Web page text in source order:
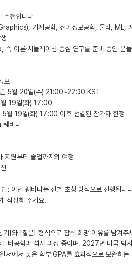
추천합니다
기계공학, 전기정보공학, 물리, ML,
즉 이론·시뮬레이션 중심 연구를 준비 중인 분
보
5월 20일(수) 21:00~22:30 KST
19일(화) 17:00
5월 19일(화) 17:00 이후 선별된 참가자 한정
웨비나
지원부터 졸업까지의 여정
법: 이번 웨비나는 선별 초청 방식으로 진행됩
작성해 주세요.
기]와 [질문] 형식으로 참석 희망 이유를 남겨
터공학과 석사 과정 중이며, 2027년 미국 박
서에서 낮은 학부 GPA를 효과적으로 보완하는